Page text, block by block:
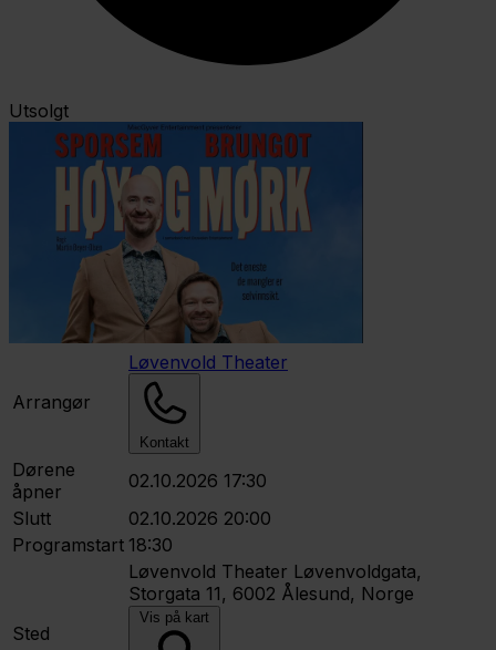
Utsolgt
Arrangør
Løvenvold Theater
Kontakt
Dørene
åpner
02.10.2026 17:30
Slutt
02.10.2026 20:00
Programstart 18:30
Sted
Løvenvold Theater Løvenvoldgata,
Storgata 11, 6002 Ålesund, Norge
Vis på kart